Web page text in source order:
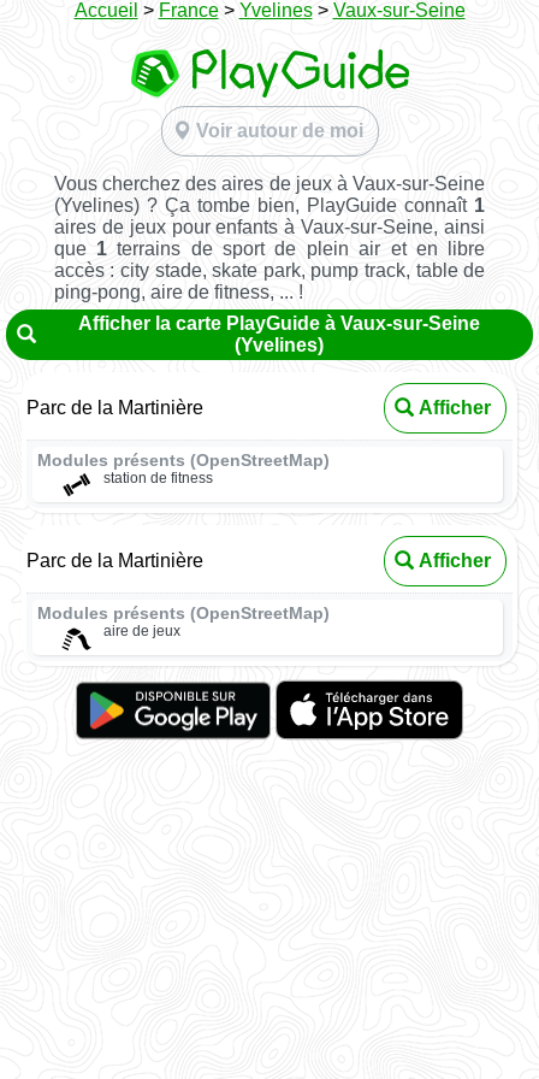
Accueil > France> Yvelines> Vaux-sur-Seine
Voir autour de moi
Vous cherchez des aires de jeux à Vaux-sur-Seine
(Yvelines) ? Ça tombe bien, PlayGuide connaît 1
aires de jeux pour enfants à Vaux-sur-Seine, ainsi
que 1 terrains de sport de plein air et en libre
accès : city stade, skate park, pump track, table de
ping-pong, aire de fitness, ... !
Afficher la carte PlayGuide à Vaux-sur-Seine
(Yvelines)
Parc de la Martinière Afficher
Modules présents (OpenStreetMap)
station de fitness
Parc de la Martinière Afficher
Modules présents (OpenStreetMap)
aire de jeux